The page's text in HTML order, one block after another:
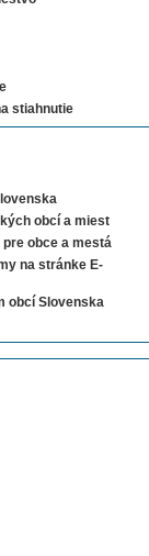
stiahnutie
obcí a miest
pre obce a mestá
na stránke E-
obcí Slovenska